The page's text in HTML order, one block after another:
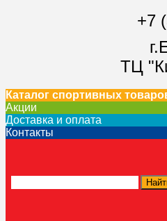
+7
ТЦ
Каталог спортивных
Акции
Доставка и оплата
Контакты